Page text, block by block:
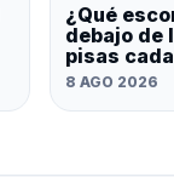
¿Qué
debajo de
pisas
8 AGO 2026